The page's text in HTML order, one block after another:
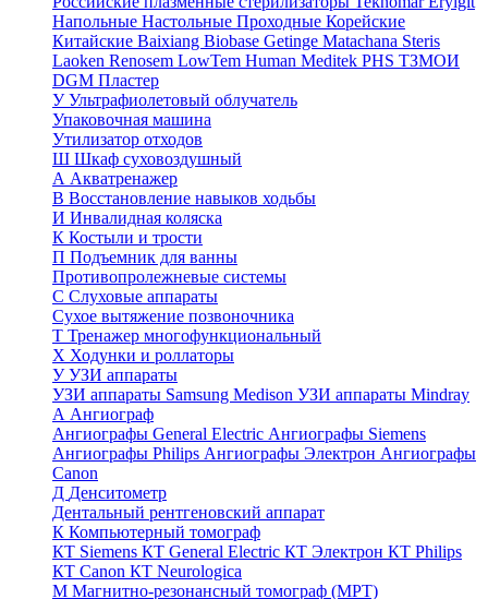
Напольные Настольные Проходные Корейские
Китайские Baixiang Biobase Getinge Matachana Steris
Laoken Renosem LowTem Human Meditek PHS ТЗМОИ
DGM Пластер
УУльтрафиолетовый облучатель
Упаковочная машина
Утилизатор отходов
Ш Шкаф суховоздушный
А Акватренажер
В Восстановление навыков ходьбы
И Инвалидная коляска
К Костыли и трости
П Подъемник для ванны
Противопролежневые системы
С Слуховые аппараты
Сухое вытяжение позвоночника
Т Тренажер многофункциональный
Х Ходунки и роллаторы
УУЗИ аппараты
УЗИ аппараты Samsung Medison УЗИ аппараты Mindray
А Ангиограф
Ангиографы General Electric Ангиографы Siemens
Ангиографы Philips Ангиографы Электрон Ангиографы
Canon
Д Денситометр
Дентальный рентгеновский аппарат
К Компьютерный томограф
КТ Siemens КТ General Electric КТ Электрон КТ Philips
КТ Canon КТ Neurologica
М Магнитно-резонансный томограф (МРТ)